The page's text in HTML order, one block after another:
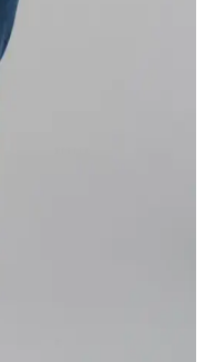
Altınyılzz Classics
bir arada sunar. Dar
kullanım sağlar.
Günlük
kumaşı ve şık
sağlar, doğru beden
Şıklığınızı
keşfedin. Doğru
hemen inceleyin!